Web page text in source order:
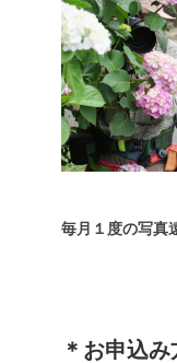
毎月１度の写
＊お申込